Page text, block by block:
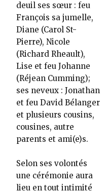
deuil ses sœur : feu
François sa jumelle,
Diane (Carol St-
Pierre), Nicole
(Richard Rheault),
Lise et feu Johanne
(Réjean Cumming);
ses neveux : Jonathan
et feu David Bélanger
et plusieurs cousins,
cousines, autre
parents et ami(e)s.
Selon ses volontés
une cérémonie aura
lieu en tout intimité